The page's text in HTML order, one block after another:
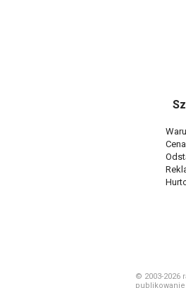
© 2003-2026